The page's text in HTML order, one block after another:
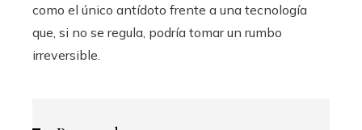
como el único antídoto frente a una tecnología
que, si no se regula, podría tomar un rumbo
irreversible.